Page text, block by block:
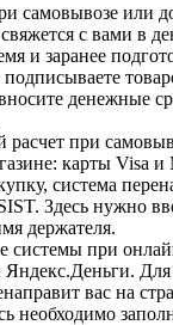
самовывозе или
с вами в
и заранее
денежные
расчет при
карты Visa
система
Здесь нужно
держателя.
системы при
Яндекс.Деньги.
вас на
необходимо